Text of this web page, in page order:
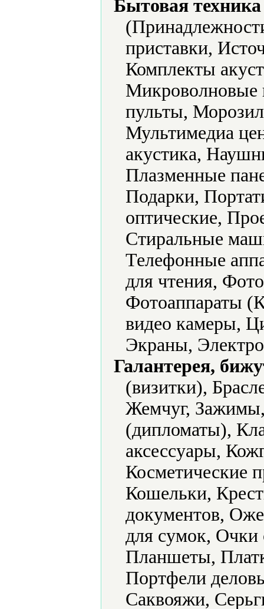
Бытовая
приставки,
Комплекты
пульты,
Мультимедиа
акустика,
Плазменные
Подарки,
оптические,
Стиральные
Телефонные
для чтения,
Фотоаппараты
видео камеры,
Экраны,
Галантерея,
(визитки),
Жемчуг,
(дипломаты),
аксессуары,
Косметические
Кошельки,
документов,
для сумок, Очки
Планшеты,
Портфели
Саквояжи,